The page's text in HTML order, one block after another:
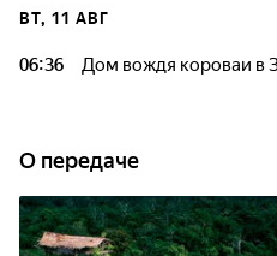
ВТ, 11 АВГ
06:36 Дом вождя короваи в
О передаче